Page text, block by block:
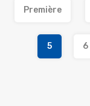
Première
5 6